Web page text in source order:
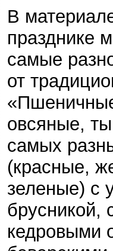
В
празднике
самые
от
овсяные,
самых
(красные,
зеленые) с
брусникой,
кедровыми